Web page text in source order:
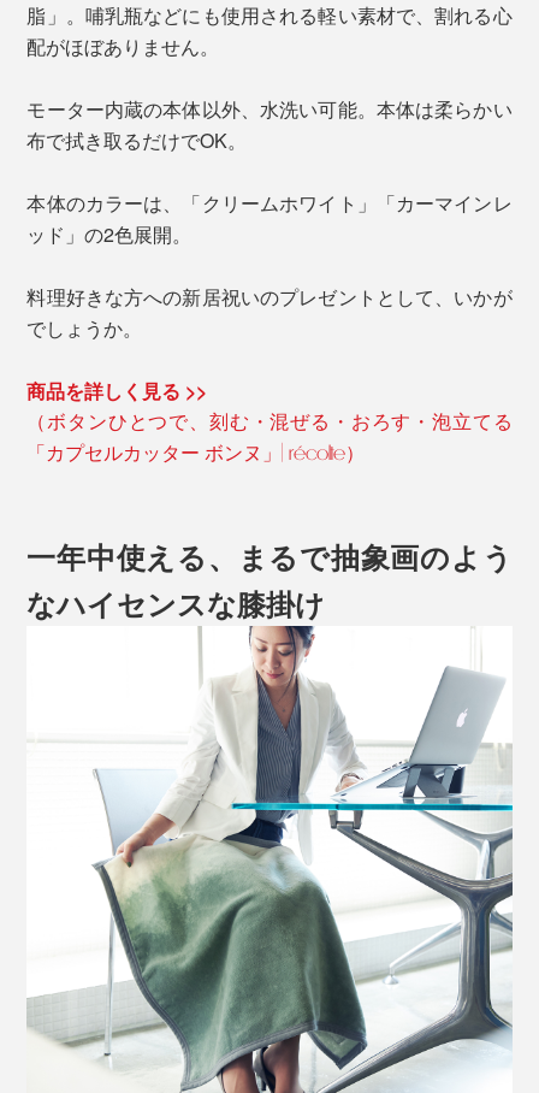
脂」。哺乳瓶などにも使用される軽い素材で、割れる心
配がほぼありません。
モーター内蔵の本体以外、水洗い可能。本体は柔らかい
布で拭き取るだけでOK。
本体のカラーは、「クリームホワイト」「カーマインレ
ッド」の2色展開。
料理好きな方への新居祝いのプレゼントとして、いかが
でしょうか。
商品を詳しく見る >>
（ボタンひとつで、刻む・混ぜる・おろす・泡立てる
「カプセルカッター ボンヌ」| récolte）
一年中使える、まるで抽象画のよう
なハイセンスな膝掛け